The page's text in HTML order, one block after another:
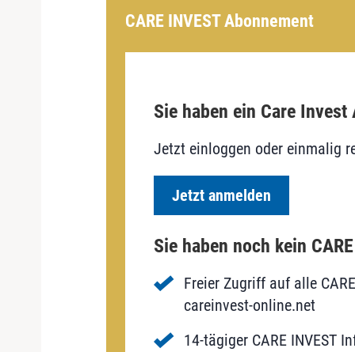
CARE INVEST Abonnement
Sie haben ein Care Invest
Jetzt einloggen oder einmalig
Jetzt anmelden
Sie haben noch kein
Freier Zugriff auf alle
careinvest-online.net
14-tägiger CARE INVEST